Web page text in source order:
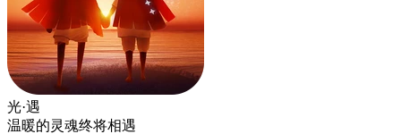
光·遇
温暖的灵魂终将相遇